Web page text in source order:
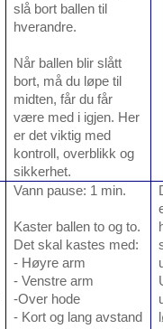
slå bort ballen til
hverandre.
Når ballen blir slått
bort, må du løpe til
midten, får du får
være med i igjen. Her
er det viktig med
kontroll, overblikk og
sikkerhet.
Vann pause: 1 min.
Kaster ballen to og to.
Det skal kastes med:
- Høyre arm
- Venstre arm
-Over hode
- Kort og lang avstand